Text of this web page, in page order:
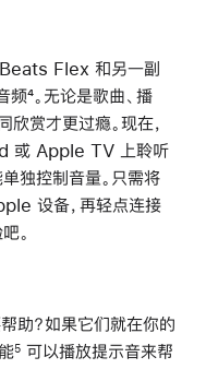
Flex 和另一副
⁴。无论是歌曲、播
赏才更过瘾。现在，
或 Apple TV 上聆听
独控制音量。只需将
设备，再轻点连接
。
助？如果它们就在你的
5 可以播放提示音来帮